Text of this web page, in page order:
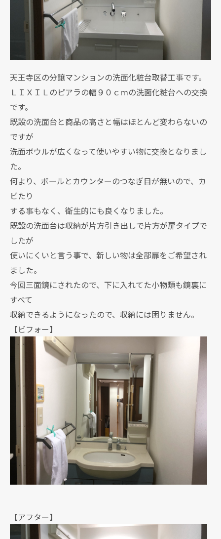
天王寺区の分譲マンションの洗面化粧台取替工事です。
ＬＩＸＩＬのピアラの幅９０ｃｍの洗面化粧台への交換
です。
既設の洗面台と商品の高さと幅はほとんど変わらないの
ですが
洗面ボウルが広くなって使いやすい物に交換となりまし
た。
何より、ボールとカウンターのつなぎ目が無いので、カ
ビたり
する事もなく、衛生的にも良くなりました。
既設の洗面台は収納が片方引き出しで片方が扉タイプで
したが
使いにくいと言う事で、新しい物は全部扉をご希望され
ました。
今回三面鏡にされたので、下に入れてた小物類も鏡裏に
すべて
収納できるようになったので、収納には困りません。
【ビフォー】
【アフター】